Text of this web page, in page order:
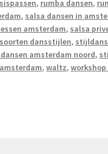
, rumba dansen,
, salsa dansen in
amsterdam, salsa
soorten dansstijlen, stijldans
amsterdam noord,
,waltz,